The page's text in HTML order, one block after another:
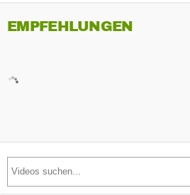
EMPFEHLUNGEN